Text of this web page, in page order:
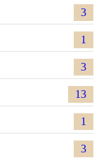
3
1
3
13
1
3